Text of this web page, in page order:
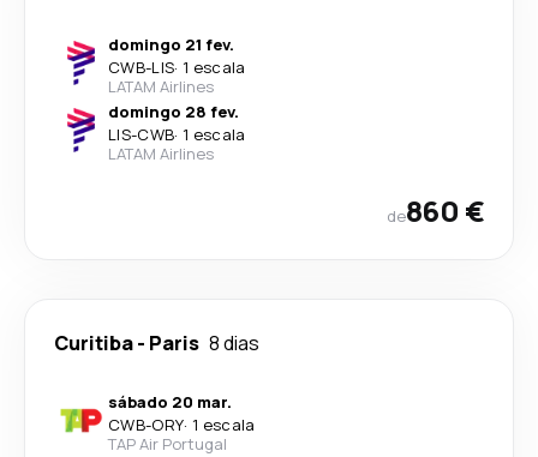
domingo 21 fev.
CWB-LIS· 1 escala
LATAM Airlines
domingo 28 fev.
LIS-CWB· 1 escala
LATAM Airlines
de860 €
Curitiba- Paris 8 dias
sábado 20 mar.
CWB-ORY· 1 escala
TAP Air Portugal